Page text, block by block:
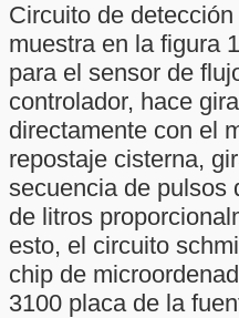
Circuito de
muestra en la figura
para el sensor de
controlador, hace
directamente con el
repostaje cisterna,
secuencia de pulsos
de litros
esto, el circuito
chip de
3100 placa de la